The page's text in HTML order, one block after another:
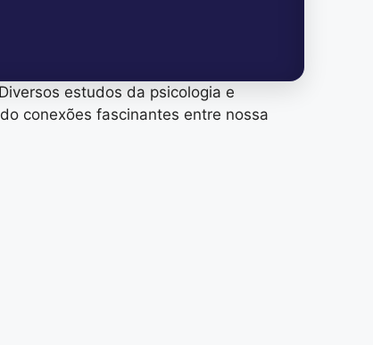
estudos da psicologia e
conexões fascinantes entre nossa